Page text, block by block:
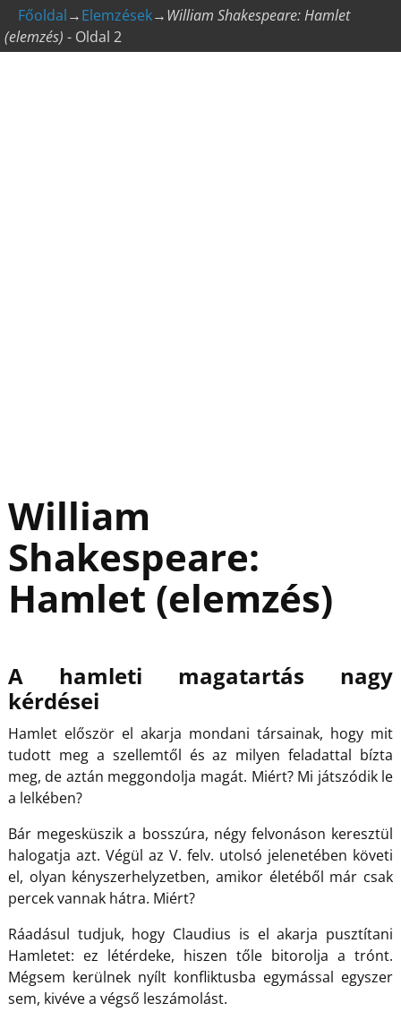
Főoldal→Elemzések→William Shakespeare: Hamlet
(elemzés) - Oldal 2
William
Shakespeare:
Hamlet (elemzés)
A hamleti magatartás nagy
kérdései
Hamlet először el akarja mondani társainak, hogy mit
tudott meg a szellemtől és az milyen feladattal bízta
meg, de aztán meggondolja magát. Miért? Mi játszódik le
a lelkében?
Bár megesküszik a bosszúra, négy felvonáson keresztül
halogatja azt. Végül az V. felv. utolsó jelenetében követi
el, olyan kényszerhelyzetben, amikor életéből már csak
percek vannak hátra. Miért?
Ráadásul tudjuk, hogy Claudius is el akarja pusztítani
Hamletet: ez létérdeke, hiszen tőle bitorolja a trónt.
Mégsem kerülnek nyílt konfliktusba egymással egyszer
sem, kivéve a végső leszámolást.